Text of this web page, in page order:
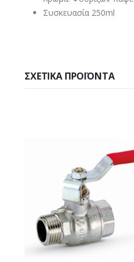
Συσκευασία 250ml
ΣΧΕΤΙΚΆ ΠΡΟΪΌΝΤΑ